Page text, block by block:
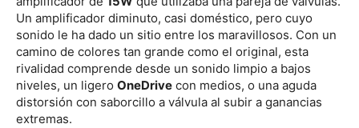
Un amplificador diminuto, casi doméstico, pero cuyo
sonido le ha dado un sitio entre los maravillosos. Con un
camino de colores tan grande como el original, esta
rivalidad comprende desde un sonido limpio a bajos
niveles, un ligero OneDrive con medios, o una aguda
distorsión con saborcillo a válvula al subir a ganancias
extremas.